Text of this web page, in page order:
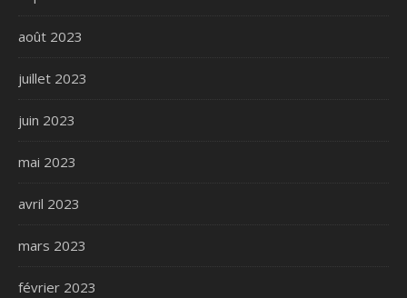
août 2023
juillet 2023
juin 2023
mai 2023
avril 2023
mars 2023
février 2023